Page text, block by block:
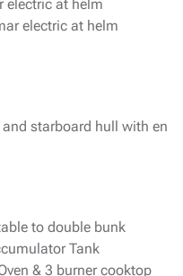
electric at helm
electric at helm
starboard hull with en
to double bunk
Tank
& 3 burner cooktop